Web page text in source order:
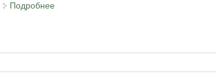
Подробнее